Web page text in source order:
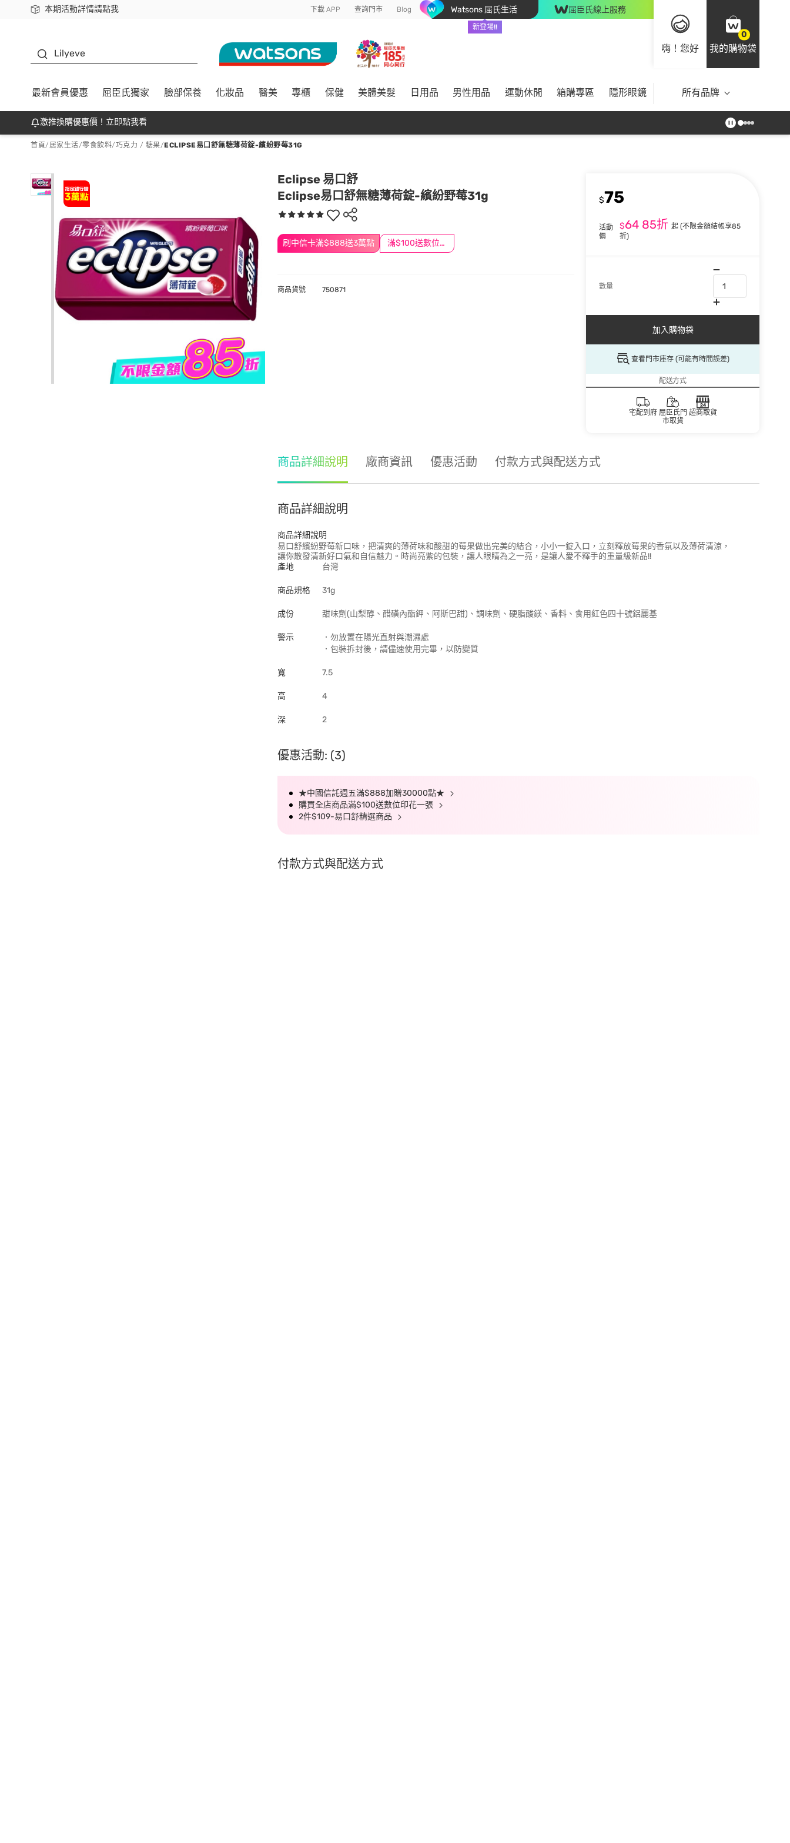
本期活動詳情請點我
下載app最高回饋$350 下載 APP 查詢門市 Blog Watsons 屈氏生活
新登場!!
屈臣氏線上服務
嗨！您好
0
我的購物袋
Lilyeve
最新會員優惠 屈臣氏獨家 臉部保養 化妝品 醫美 專櫃 保健 美體美髮 日用品 男性用品 運動休閒 箱購專區 隱形眼鏡 所有品牌
激推換購優惠價！立即點我看
首頁/ 居家生活/零食飲料/巧克力 / 糖果/ECLIPSE易口舒無糖薄荷錠-繽紛野莓31G
Eclipse 易口舒
Eclipse易口舒無糖薄荷錠-繽紛野莓31g
刷中信卡滿$888送3萬點 滿$100送數位印花
$75
活動
價
$64 85折起(不限金額結帳享85
折)
數量
加入購物袋
查看門市庫存 (可能有時間誤差)
配送方式
宅配到府 屈臣氏門
市取貨
超商取貨
商品貨號 750871
商品詳細說明 廠商資訊 優惠活動 付款方式與配送方式
商品詳細說明
商品詳細說明
易口舒繽紛野莓新口味，把清爽的薄荷味和酸甜的莓果做出完美的結合，小小一錠入口，立刻釋放莓果的香氛以及薄荷清涼，
讓你散發清新好口氣和自信魅力。時尚亮紫的包裝，讓人眼睛為之一亮，是讓人愛不釋手的重量級新品!!
產地
台灣
商品規格 31g
成份 甜味劑(山梨醇、醋磺內酯鉀、阿斯巴甜)、調味劑、硬脂酸鎂、香料、食用紅色四十號鋁麗基
警示
．勿放置在陽光直射與潮濕處
．包裝拆封後，請儘速使用完畢，以防變質
寬 7.5
高 4
深 2
優惠活動: (3)
★中國信託週五滿$888加贈30000點★
購買全店商品滿$100送數位印花一張
2件$109-易口舒精選商品
付款方式與配送方式